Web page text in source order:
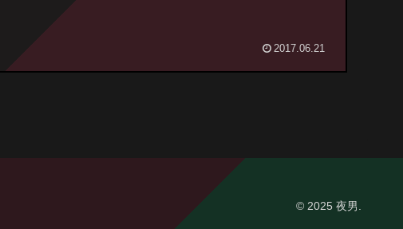
2017.06.21
© 2025 夜男.